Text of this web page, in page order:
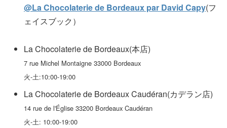
@La Chocolaterie de Bordeaux par David Capy(フ
ェイスブック）
La Chocolaterie de Bordeaux(本店)
7 rue Michel Montaigne 33000 Bordeaux
火-土:10:00-19:00
La Chocolaterie de Bordeaux Caudéran(カデラン店)
14 rue de l'Église 33200 Bordeaux Caudéran
火-土: 10:00-19:00